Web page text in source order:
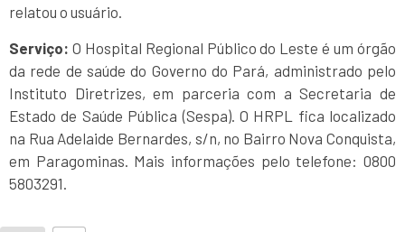
relatou o usuário.
Serviço: O Hospital Regional Público do Leste é um órgão
da rede de saúde do Governo do Pará, administrado pelo
Instituto Diretrizes, em parceria com a Secretaria de
Estado de Saúde Pública (Sespa). O HRPL fica localizado
na Rua Adelaide Bernardes, s/n, no Bairro Nova Conquista,
em Paragominas. Mais informações pelo telefone: 0800
5803291.